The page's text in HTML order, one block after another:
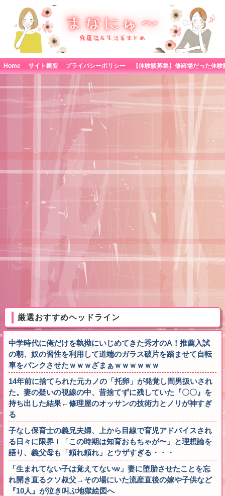
Home サイト概要 プライバシーポリシー
厳選おすすめヘッドライン
中学時代に俺だけを執拗にいじめてきた秀才のA！推薦入試
の朝、奴の習性を利用して道端のガラス破片を踏ませて自転
車をパンクさせたｗｗｗざまぁｗｗｗｗｗｗ
14年前に捨てられた元カノの「托卵」が発覚し間男扱いされ
た。妻の疑いの視線の中、昔捨てずに残していた『〇〇』を
持ち出した結果←修理屋のオッサンの技術力とノリが神すぎ
る
子なし保育士の義兄夫婦、上から目線で育児アドバイスされ
る日々に限界！「この時期は知育おもちゃが〜」と理想論を
語り、義父母も「頼れ頼れ」とウザすぎる・・・
「生まれてない子は覚えてないw」妻に堕胎させたことを忘
れ開き直るクソ叔父→その場にいた流産直後の嫁や子供など
『10人』が泣き叫ぶ地獄絵図へ